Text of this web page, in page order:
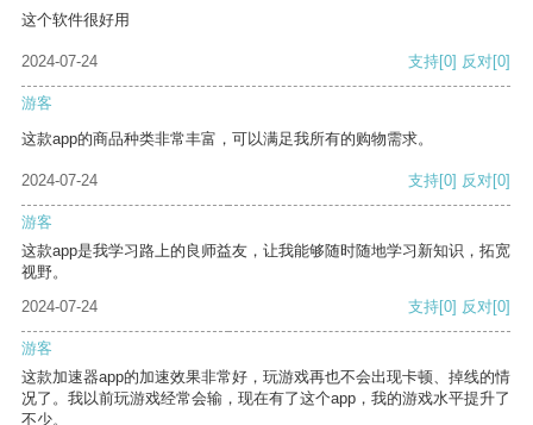
这个软件很好用
2024-07-24 支持[0] 反对[0]
游客
这款app的商品种类非常丰富，可以满足我所有的购物需求。
2024-07-24 支持[0] 反对[0]
游客
这款app是我学习路上的良师益友，让我能够随时随地学习新知识，拓宽
视野。
2024-07-24
支持[0] 反对[0]
游客
这款加速器app的加速效果非常好，玩游戏再也不会出现卡顿、掉线的情
况了。我以前玩游戏经常会输，现在有了这个app，我的游戏水平提升了
不少。